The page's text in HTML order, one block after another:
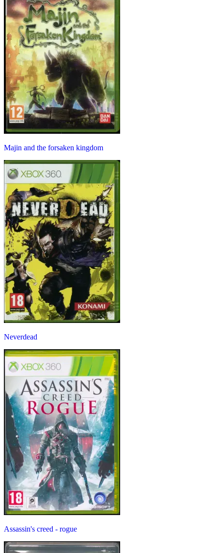
Majin and the forsaken kingdom
Neverdead
Assassin's creed - rogue